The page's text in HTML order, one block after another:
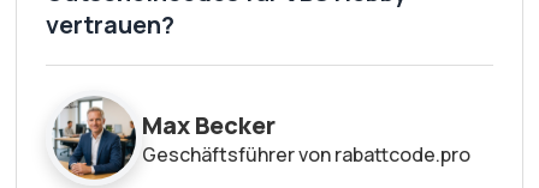
vertrauen?
Max Becker
Geschäftsführer von rabattcode.pro